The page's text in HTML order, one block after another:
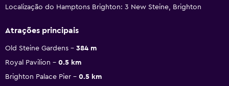
Localização do Hamptons Brighton: 3 New Steine, Brighton
Atrações principais
Old Steine Gardens
384 m
Royal Pavilion
0.5 km
Brighton Palace Pier
0.5 km